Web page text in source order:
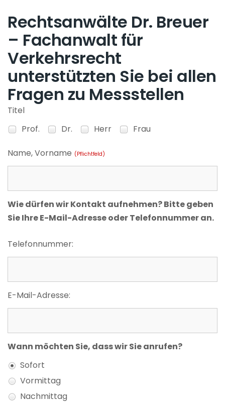
Rechtsanwälte Dr. Breuer
– Fachanwalt für
Verkehrsrecht
unterstützten Sie bei allen
Fragen zu Messstellen
Titel
Prof.
Dr. Herr Frau
Name, Vorname (Pflichtfeld)
Wie dürfen wir Kontakt aufnehmen? Bitte geben
Sie Ihre E-Mail-Adresse oder Telefonnummer an.
Telefonnummer:
E-Mail-Adresse:
Wann möchten Sie, dass wir Sie anrufen?
Sofort
Vormittag
Nachmittag